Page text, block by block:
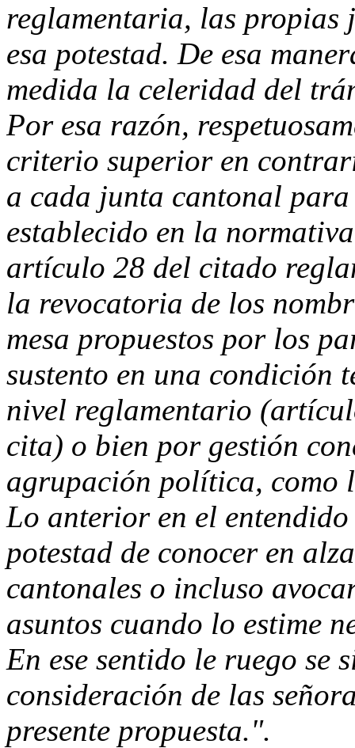
reglamentaria, las propias
esa potestad. De esa
medida la celeridad del
Por esa razón,
criterio superior en
a cada junta cantonal
establecido en la
artículo 28 del citado
la revocatoria de los
mesa propuestos por los
sustento en una condición
nivel reglamentario
cita) o bien por gestión
agrupación política, como
Lo anterior en el
potestad de conocer en
cantonales o incluso
asuntos cuando lo estime
En ese sentido le ruego se
consideración de las
presente propuesta.".